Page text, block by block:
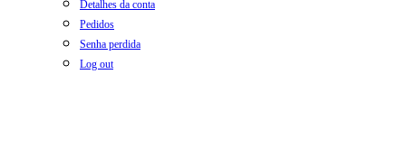
Detalhes da conta
Pedidos
Senha perdida
Log out